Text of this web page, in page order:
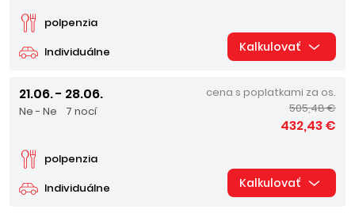
Individuálne
polpenzia
Kalkulovať
21.06. - 28.06.
Ne - Ne 7 nocí
Individuálne
polpenzia
cena s poplatkami za os.
505,48 €
432,43 €
Kalkulovať